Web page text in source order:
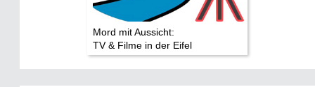
Mord mit Aussicht:
TV & Filme in der Eifel